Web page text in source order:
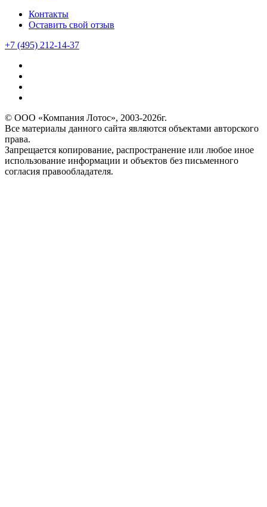
Контакты
Оставить свой отзыв
+7 (495) 212-14-37
© ООО «Компания Лотос», 2003-2026г.
Все материалы данного сайта являются объектами авторского
права.
Запрещается копирование, распространение или любое иное
использование информации и объектов без письменного
согласия правообладателя.